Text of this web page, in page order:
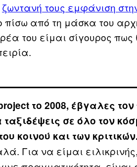
ζωντανή τους εμφάνιση
από τη μάσκα του
του είμαι σίγουρος
το 2008, έβγαλες
σε όλο τον
κοινού και των
Για να είμαι